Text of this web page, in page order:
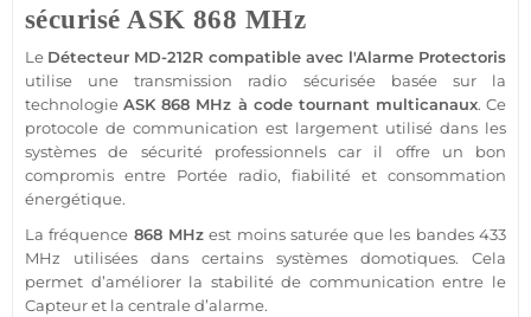
sécurisé ASK 868 MHz
Le Détecteur MD-212R compatible avec l'Alarme Protectoris
utilise unetransmission radio sécurisée basée sur la
technologieASK 868 MHz à code tournant multicanaux. Ce
protocole de communication est largement utilisé dans les
systèmes de sécuritéprofessionnels car il offre un bon
compromis entre Portée radio, fiabilité et consommation
énergétique.
La fréquence 868 MHzest moins saturée que les bandes433
MHz utilisées dans certains systèmes domotiques. Cela
permet d’améliorer la stabilité de communication entre le
Capteuret la centraled’alarme.